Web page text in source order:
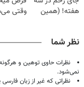
هفته! (همین
وقتی
نظر شما
نظرات حاوی توهین و
نمی‌شود.
نظراتی که غیر از زبان